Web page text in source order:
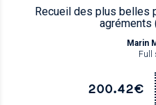
Recueil des plus belles
agréments
Marin
Full
200.42€